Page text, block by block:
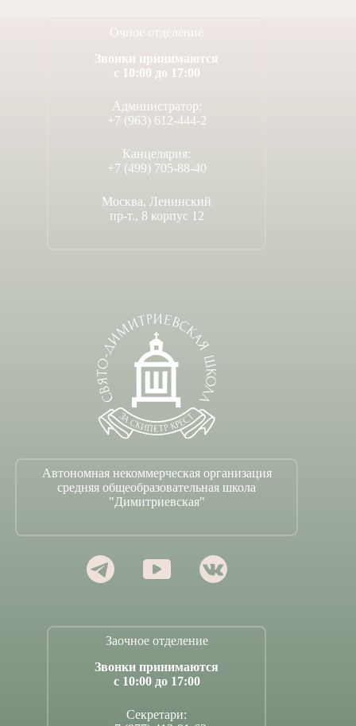
Очное отделение
Звонки принимаются
с 10:00 до 17:00
Администратор:
+7 (963) 612-444-2
Канцелярия:
+7 (499) 705-88-40
Москва, Ленинский
пр-т., 8 корпус 12
Автономная некоммерческая организация
средняя общеобразовательная школа
"Димитриевская"
Заочное отделение
Звонки принимаются
с 10:00 до 17:00
Секретари: